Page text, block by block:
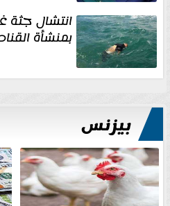
انتشال
بمنشأة
بيزنس